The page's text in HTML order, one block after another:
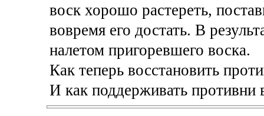
воск хорошо растереть,
вовремя его достать. В
налетом пригоревшего воска.
Как теперь восстановить
И как поддерживать противни